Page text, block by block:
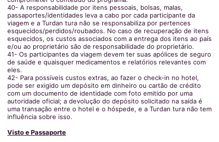
40- A responsabilidade por itens pessoais, bolsas, malas,
passaportes/identidades leva a cabo por cada participante da
viagem e a Turdan tura não se responsabiliza por pertences
esquecidos/perdidos/roubados. No caso de recuperação de itens
esquecidos, os custos associados com a entrega dos itens ao país
e/ou ao proprietário são de responsabilidade do proprietário.
41- Os participantes da viagem devem ter suas apólices de seguro
de saúde e quaisquer medicamentos e relatórios relevantes com
eles.
42- Para possíveis custos extras, ao fazer o check-in no hotel,
pode ser exigido um depósito em dinheiro ou cartão de crédito
com um documento de identidade com foto emitido por uma
autoridade oficial; a devolução do depósito solicitado na saída é
uma transação entre o hotel e o hóspede, e a Turdan tura não tem
influência sobre isso.
Visto e Passaporte